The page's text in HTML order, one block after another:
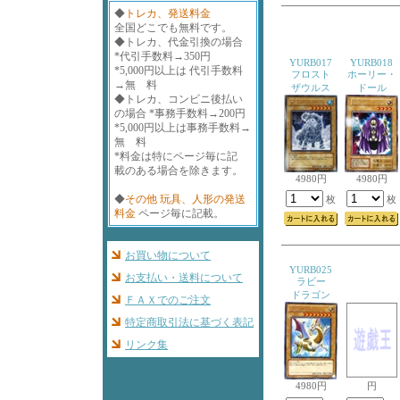
◆ トレカ、発送料金
全国どこでも無料です。
◆トレカ、代金引換の場合
*代引手数料→350円
*5,000円以上は 代引手数料
→無 料
◆トレカ、コンビニ後払い
の場合 *事務手数料→200円
*5,000円以上は事務手数料→
無 料
*料金は特にページ毎に記
載のある場合を除きます。
◆その他 玩具、人形の発送
料金 ページ毎に記載。
お買い物について
お支払い・送料について
ＦＡＸでのご注文
特定商取引法に基づく表記
リンク集
YURB017
フロスト
ザウルス
4980円
枚
YURB018
ホーリー・
ドール
4980円
枚
YURB025
ラビー
ドラゴン
4980円
円